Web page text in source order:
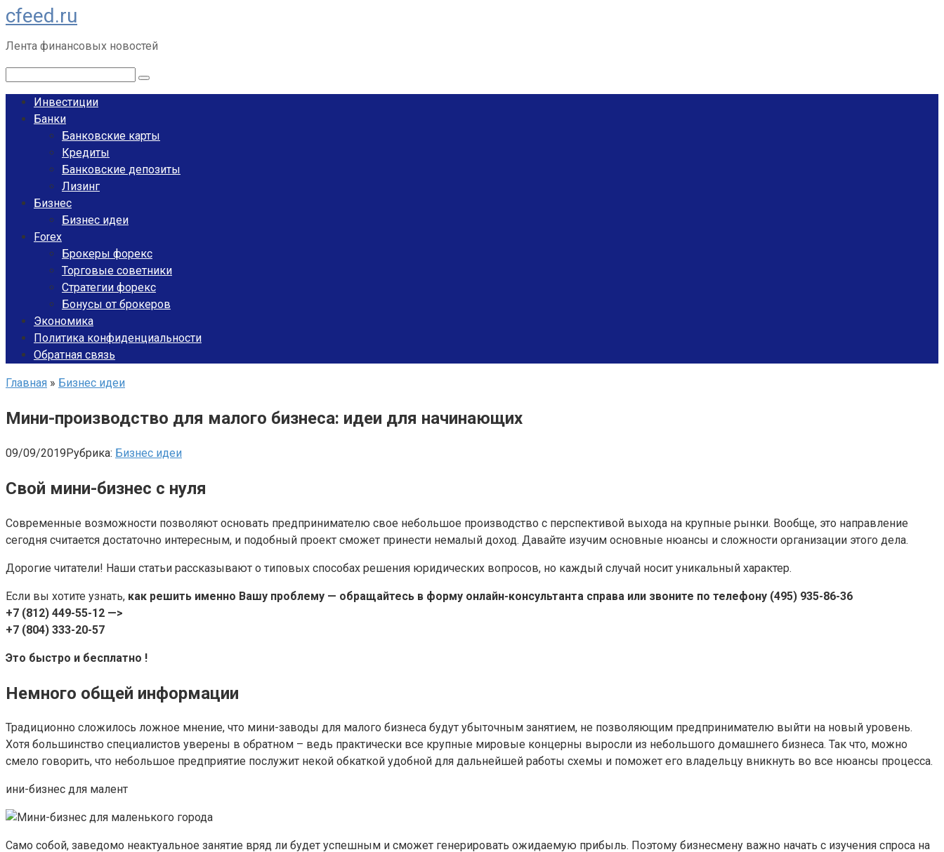
Перейти
к
контенту
cfeed.ru
Лента финансовых новостей
Инвестиции
Банки
Банковские карты
Кредиты
Банковские депозиты
Лизинг
Бизнес
Бизнес идеи
Forex
Брокеры форекс
Торговые советники
Стратегии форекс
Бонусы от брокеров
Экономика
Политика конфиденциальности
Обратная связь
Главная » Бизнес идеи
Мини-производство для малого бизнеса: идеи для начинающих
09/09/2019Рубрика: Бизнес идеи
Свой мини-бизнес с нуля
Современные возможности позволяют основать предпринимателю свое небольшое производство с перспективой выхода на крупные рынки. Вообще, это направление
сегодня считается достаточно интересным, и подобный проект сможет принести немалый доход. Давайте изучим основные нюансы и сложности организации этого дела.
Дорогие читатели! Наши статьи рассказывают о типовых способах решения юридических вопросов, но каждый случай носит уникальный характер.
Если вы хотите узнать, как решить именно Вашу проблему — обращайтесь в форму онлайн-консультанта справа или звоните по телефону (495) 935-86-36
+7 (812) 449-55-12 —>
+7 (804) 333-20-57
Это быстро и бесплатно !
Немного общей информации
Традиционно сложилось ложное мнение, что мини-заводы для малого бизнеса будут убыточным занятием, не позволяющим предпринимателю выйти на новый уровень.
Хотя большинство специалистов уверены в обратном – ведь практически все крупные мировые концерны выросли из небольшого домашнего бизнеса. Так что, можно
смело говорить, что небольшое предприятие послужит некой обкаткой удобной для дальнейшей работы схемы и поможет его владельцу вникнуть во все нюансы процесса.
ини-бизнес для малент
Само собой, заведомо неактуальное занятие вряд ли будет успешным и сможет генерировать ожидаемую прибыль. Поэтому бизнесмену важно начать с изучения спроса на